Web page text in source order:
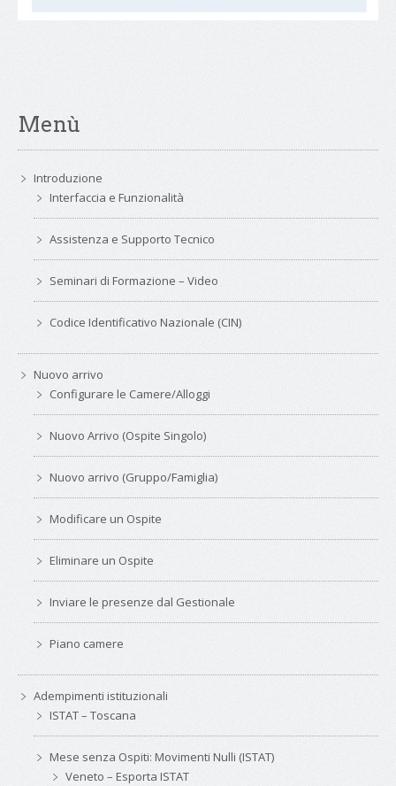
Menù
Introduzione
Interfaccia e Funzionalità
Assistenza e Supporto Tecnico
Seminari di Formazione – Video
Codice Identificativo Nazionale (CIN)
Nuovo arrivo
Configurare le Camere/Alloggi
Nuovo Arrivo (Ospite Singolo)
Nuovo arrivo (Gruppo/Famiglia)
Modificare un Ospite
Eliminare un Ospite
Inviare le presenze dal Gestionale
Piano camere
Adempimenti istituzionali
ISTAT – Toscana
Mese senza Ospiti: Movimenti Nulli (ISTAT)
Veneto – Esporta ISTAT